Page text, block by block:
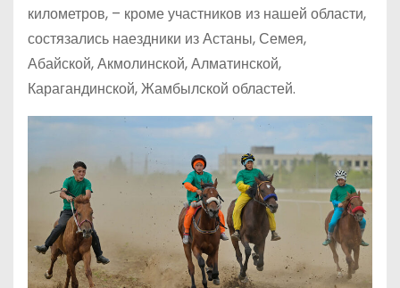
километров, – кроме участников из нашей области,
состязались наездники из Астаны, Семея,
Абайской, Акмолинской, Алматинской,
Карагандинской, Жамбылской областей.